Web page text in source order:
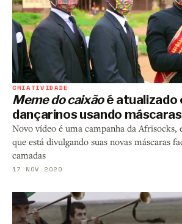
CRIATIVIDADE
Meme do caixãoé atualizado
dançarinos usando
Novo vídeo é uma campanha da Afrisocks,
que está divulgando suas novas máscaras
camadas
17 NOV 2020